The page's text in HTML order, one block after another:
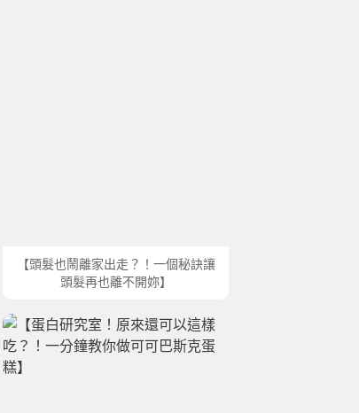
【頭髮也鬧離家出走？！一個秘訣讓
頭髮再也離不開妳】